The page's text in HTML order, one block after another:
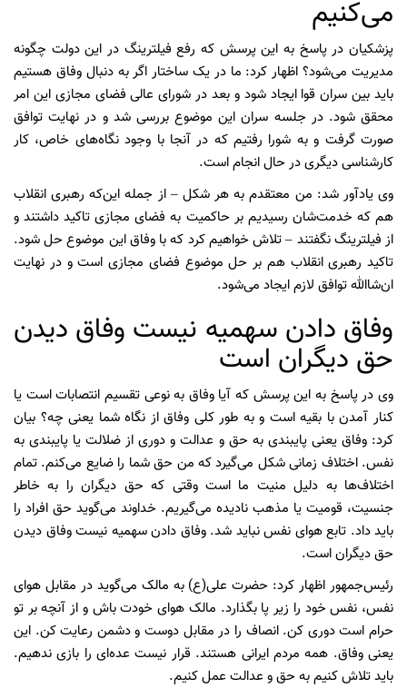
می‌کنیم
پزشکیان در پاسخ به این پرسش که رفع فیلترینگ در این دولت چگونه
مدیریت می‌شود؟ اظهار کرد: ما در یک ساختار اگر به دنبال وفاق هستیم
باید بین سران قوا ایجاد شود و بعد در شورای عالی فضای مجازی این امر
محقق شود. در جلسه سران این موضوع بررسی شد و در نهایت توافق
صورت گرفت و به شورا رفتیم که در آنجا با وجود نگاه‌های خاص، کار
کارشناسی دیگری در حال انجام است.
وی یادآور شد: من معتقدم به هر شکل – از جمله این‌که رهبری انقلاب
هم که خدمت‌شان رسیدیم بر حاکمیت به فضای مجازی تاکید داشتند و
از فیلترینگ نگفتند – تلاش خواهیم کرد که با وفاق این موضوع حل شود.
تاکید رهبری انقلاب هم بر حل موضوع فضای مجازی است و در نهایت
ان‌شاالله توافق لازم ایجاد می‌شود.
وفاق دادن سهمیه نیست وفاق دیدن
حق دیگران است
وی در پاسخ به این پرسش که آیا وفاق به نوعی تقسیم انتصابات است یا
کنار آمدن با بقیه است و به طور کلی وفاق از نگاه شما یعنی چه؟ بیان
کرد: وفاق یعنی پایبندی به حق و عدالت و دوری از ضلالت یا پایبندی به
نفس. اختلاف زمانی شکل می‌گیرد که من حق شما را ضایع می‌کنم. تمام
اختلاف‌ها به دلیل منیت‌ ما است وقتی که حق دیگران را به خاطر
جنسیت، قومیت یا مذهب نادیده می‌گیریم. خداوند می‌گوید حق افراد را
باید داد. تابع هوای نفس نباید شد. وفاق دادن سهمیه نیست وفاق دیدن
حق دیگران است.
رئیس‌جمهور اظهار کرد: حضرت علی(ع) به مالک می‌گوید در مقابل هوای
نفس، نفس خود را زیر پا بگذارد. مالک هوای خودت باش و از آنچه بر تو
حرام است دوری کن. انصاف را در مقابل دوست و دشمن رعایت کن. این
یعنی وفاق. همه مردم ایرانی هستند. قرار نیست عده‌ای را بازی ندهیم.
باید تلاش کنیم به حق و عدالت عمل کنیم.